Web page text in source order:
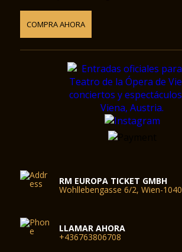
COMPRA AHORA
RM EUROPA TICKET GMBH
Wohllebengasse 6/2, Wien-1040
LLAMAR AHORA
+436763806708